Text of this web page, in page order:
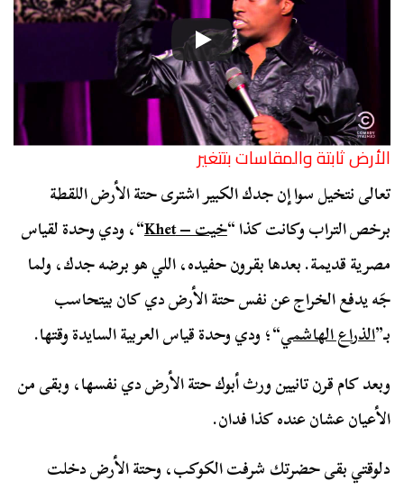
الأرض ثابتة والمقاسات بتتغير
تعالى نتخيل سوا إن جدك الكبير اشترى حتة الأرض اللقطة
برخص التراب وكانت كذا “خيت – Khet
“، ودي وحدة لقياس
مصرية قديمة. بعدها بقرون حفيده، اللي هو برضه جدك، ولما
جَه يدفع الخراج عن نفس حتة الأرض دي كان بيتحاسب
بـ”الذراع الهاشمي“؛ ودي وحدة قياس العربية السايدة وقتها.
وبعد كام قرن تانيين ورث أبوك حتة الأرض دي نفسها، وبقى من
الأعيان عشان عنده كذا فدان.
دلوقتي بقى حضرتك شرفت الكوكب، وحتة الأرض دخلت